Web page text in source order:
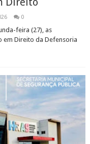
0
feira (27), as
em Direito da Defensoria